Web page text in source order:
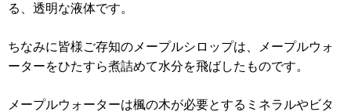
る、透明な液体です。
ちなみに皆様ご存知のメープルシロップは、メープルウォ
ーターをひたすら煮詰めて水分を飛ばしたものです。
メープルウォーターは楓の木が必要とするミネラルやビタ